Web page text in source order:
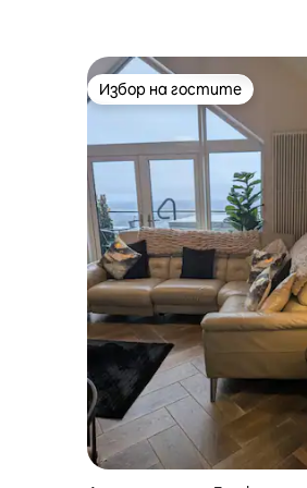
Избор на гостите
Избор на гостите